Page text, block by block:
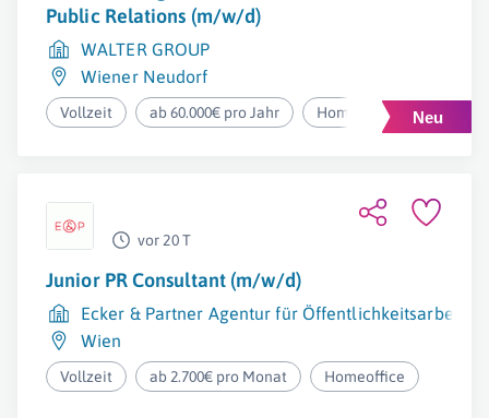
Public Relations (m/w/d)
WALTER GROUP
Wiener Neudorf
Vollzeit ab 60.000€ pro Jahr Homeoffice
vor 20 T
Junior PR Consultant (m/w/d)
Ecker & Partner Agentur für Öffentlichkeitsarbeit
Wien
Vollzeit ab 2.700€ pro Monat Homeoffice